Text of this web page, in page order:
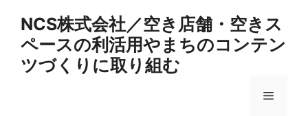
NCS株式会社／空き店舗・空きス
ペースの利活用やまちのコンテン
ツづくりに取り組む
メ